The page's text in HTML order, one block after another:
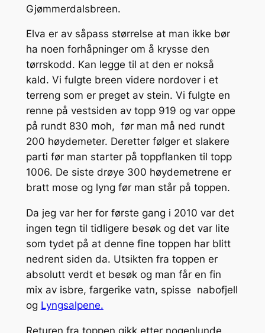
Gjømmerdalsbreen.
Elva er av såpass størrelse at man ikke bør
ha noen forhåpninger om å krysse den
tørrskodd. Kan legge til at den er nokså
kald. Vi fulgte breen videre nordover i et
terreng som er preget av stein. Vi fulgte en
renne på vestsiden av topp 919 og var oppe
på rundt 830 moh, før man må ned rundt
200 høydemeter. Deretter følger et slakere
parti før man starter på toppflanken til topp
1006. De siste drøye 300 høydemetrene er
bratt mose og lyng før man står på toppen.
Da jeg var her for første gang i 2010 var det
ingen tegn til tidligere besøk og det var lite
som tydet på at denne fine toppen har blitt
nedrent siden da. Utsikten fra toppen er
absolutt verdt et besøk og man får en fin
mix av isbre, fargerike vatn, spisse nabofjell
og Lyngsalpene.